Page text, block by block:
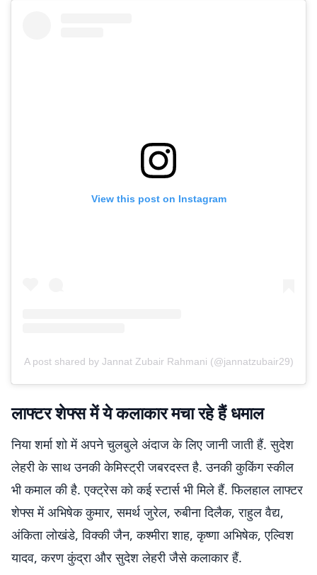
View this post on Instagram
A post shared by Jannat Zubair Rahmani (@jannatzubair29)
लाफ्टर शेफ्स में ये कलाकार मचा रहे हैं धमाल
निया शर्मा शो में अपने चुलबुले अंदाज के लिए जानी जाती हैं. सुदेश
लेहरी के साथ उनकी केमिस्ट्री जबरदस्त है. उनकी कुकिंग स्कील
भी कमाल की है. एक्ट्रेस को कई स्टार्स भी मिले हैं. फिलहाल लाफ्टर
शेफ्स में अभिषेक कुमार, समर्थ जुरेल, रुबीना दिलैक, राहुल वैद्य,
अंकिता लोखंडे, विक्की जैन, कश्मीरा शाह, कृष्णा अभिषेक, एल्विश
यादव, करण कुंद्रा और सुदेश लेहरी जैसे कलाकार हैं.